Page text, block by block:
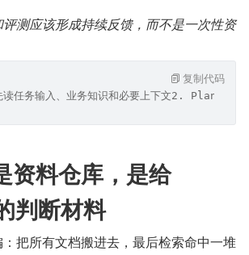
测应该形成持续反馈，而不是一次性资
任务输入、业务知识和必要上下文2. Plan: 给出
复制代码
资料仓库​，是给
判断材料
把所有文档搬进去，最后检索命中一堆